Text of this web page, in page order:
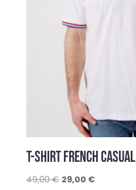
T-SHIRT FRENCH CASUAL
49,00€ Le
29,00 €Le